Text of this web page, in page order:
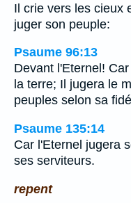
Il crie vers les cieux
juger son peuple:
Psaume 96:13
Devant l'Eternel!
la terre; Il jugera le
peuples selon sa
Psaume 135:14
Car l'Eternel jugera
ses serviteurs.
repent